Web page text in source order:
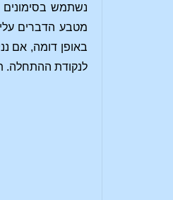
לנקודת ההתחלה.